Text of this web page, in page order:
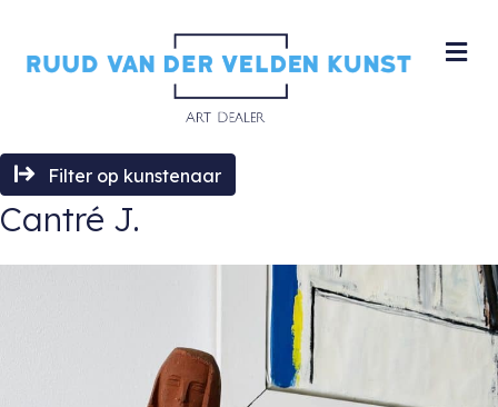
Filter op kunstenaar
Cantré J.